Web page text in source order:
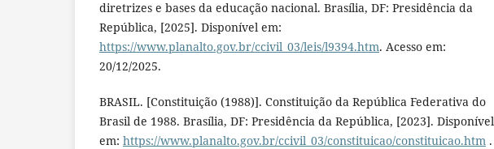
diretrizes e bases da educação nacional. Brasília, DF: Presidência da
República, [2025]. Disponível em:
https://www.planalto.gov.br/ccivil_03/leis/l9394.htm. Acesso em:
20/12/2025.
BRASIL. [Constituição (1988)]. Constituição da República Federativa do
Brasil de 1988. Brasília, DF: Presidência da República, [2023]. Disponível
em: https://www.planalto.gov.br/ccivil_03/constituicao/constituicao.htm .